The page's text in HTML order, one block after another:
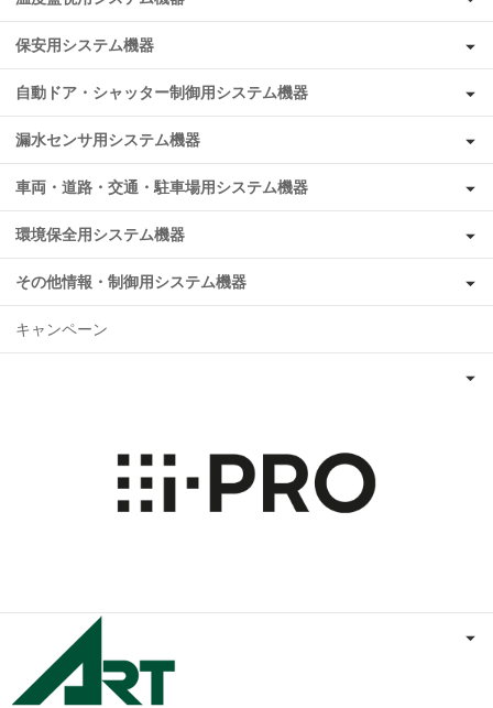
保安用システム機器
自動ドア・シャッター制御用システム機器
漏水センサ用システム機器
車両・道路・交通・駐車場用システム機器
環境保全用システム機器
その他情報・制御用システム機器
キャンペーン